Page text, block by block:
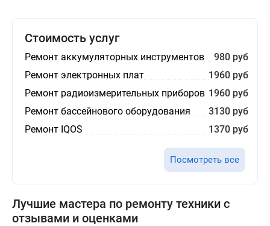
Стоимость услуг
Ремонт аккумуляторных инструментов
980 руб
Ремонт электронных плат
1960 руб
Ремонт радиоизмерительных приборов 1960 руб
Ремонт бассейнового оборудования
3130 руб
Ремонт IQOS
1370 руб
Посмотреть все
Лучшие мастера по ремонту техники с
отзывами и оценками